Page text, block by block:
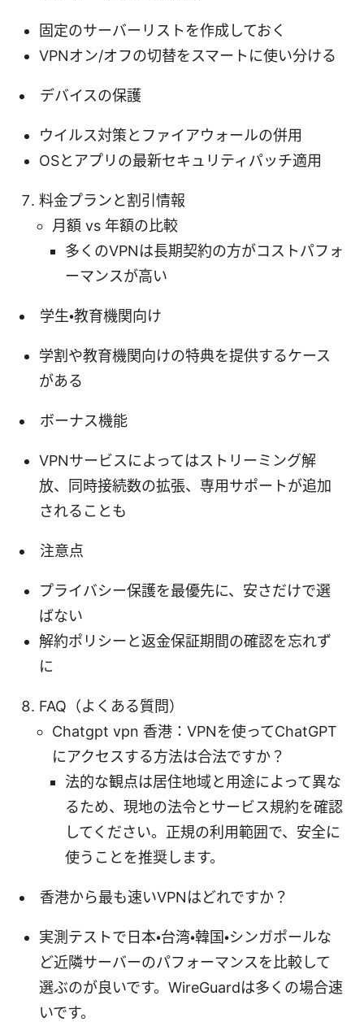
固定のサーバーリストを作成しておく
VPNオン/オフの切替をスマートに使い分ける
デバイスの保護
ウイルス対策とファイアウォールの併用
OSとアプリの最新セキュリティパッチ適用
料金プランと割引情報
月額 vs 年額の比較
多くのVPNは長期契約の方がコストパフォ
ーマンスが高い
学生・教育機関向け
学割や教育機関向けの特典を提供するケース
がある
ボーナス機能
VPNサービスによってはストリーミング解
放、同時接続数の拡張、専用サポートが追加
されることも
注意点
プライバシー保護を最優先に、安さだけで選
ばない
解約ポリシーと返金保証期間の確認を忘れず
に
FAQ（よくある質問）
Chatgpt vpn 香港：VPNを使ってChatGPT
にアクセスする方法は合法ですか？
法的な観点は居住地域と用途によって異な
るため、現地の法令とサービス規約を確認
してください。正規の利用範囲で、安全に
使うことを推奨します。
香港から最も速いVPNはどれですか？
実測テストで日本・台湾・韓国・シンガポールな
ど近隣サーバーのパフォーマンスを比較して
選ぶのが良いです。WireGuardは多くの場合速
いです。